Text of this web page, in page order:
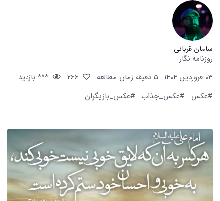
سامان قربانی
روزنامه نگار
03 فروردین 1404
5 دقیقه زمان مطالعه
*** بازدید
#عکس
#عکس_جذاب #عکس_بازیگران